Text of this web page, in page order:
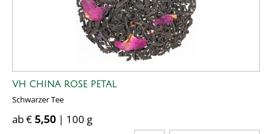
VH CHINA ROSE PETAL
Schwarzer Tee
ab € 5,50 | 100 g